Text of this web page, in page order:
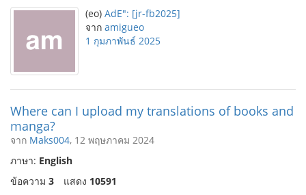
(eo) AdE": [jr-fb2025]
จาก amigueo
1 กุมภาพันธ์ 2025
Where can I upload my translations of books and
manga?
จาก Maks004, 12 พฤษภาคม 2024
ภาษา: English
ข้อความ 3 แสดง 10591